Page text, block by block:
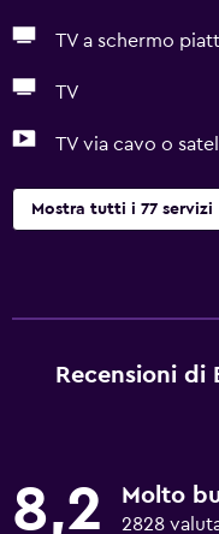
TV a schermo
TV
TV via cavo o
Mostra tutti i 77 servizi
Recensioni
8,2 Molto
2828